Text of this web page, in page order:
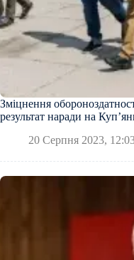
Зміцнення
результат наради на
20 Серпня 2023,